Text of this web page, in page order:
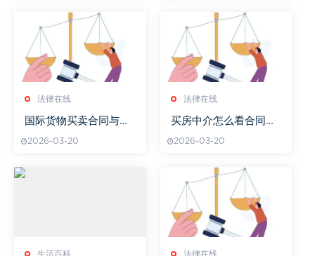
法律在线
国际货物买卖合同与国
2026-03-20
法律在线
买房中介怎么看合同编
2026-03-20
生活百科 法律在线